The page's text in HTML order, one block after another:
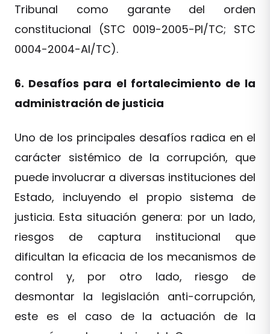
Tribunal como garante del orden
constitucional (STC 0019-2005-PI/TC; STC
0004-2004-AI/TC).
6. Desafíos para el fortalecimiento de la
administración de justicia
Uno de los principales desafíos radica en el
carácter sistémico de la corrupción, que
puede involucrar a diversas instituciones del
Estado, incluyendo el propio sistema de
justicia. Esta situación genera: por un lado,
riesgos de captura institucional que
dificultan la eficacia de los mecanismos de
control y, por otro lado, riesgo de
desmontar la legislación anti-corrupción,
este es el caso de la actuación de la